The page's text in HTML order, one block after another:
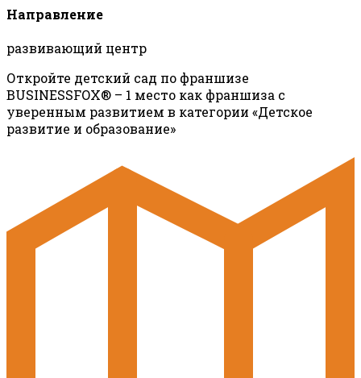
Направление
развивающий центр
Откройте детский сад по франшизе
BUSINESSFOX® – 1 место как франшиза с
уверенным развитием в категории «Детское
развитие и образование»